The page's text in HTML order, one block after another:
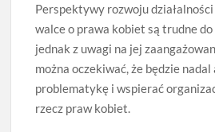
Perspektywy rozwoju
walce o prawa kobiet są trudne
jednak z uwagi na jej
można oczekiwać, że będzie
problematykę i wspierać
rzecz praw kobiet.